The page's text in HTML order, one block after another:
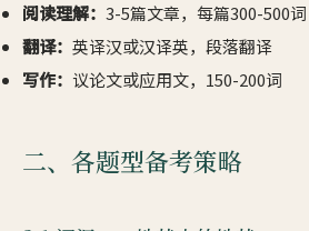
阅读理解： 3-5篇文章，每篇300-500词
翻译： 英译汉或汉译英，段落翻译
写作： 议论文或应用文，150-200词
二、各题型备考策略